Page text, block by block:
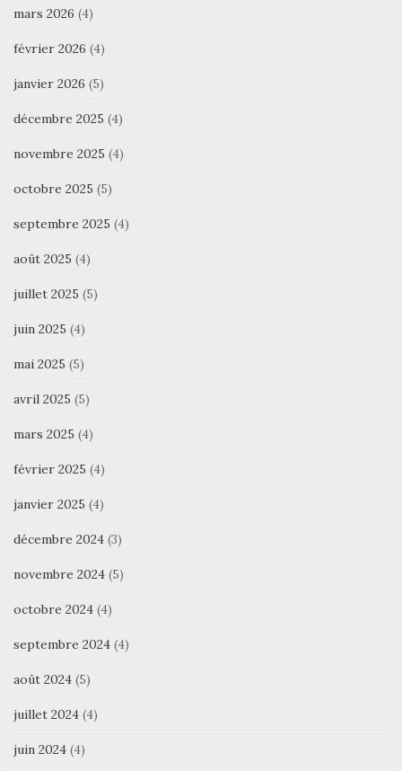
mars 2026 (4)
février 2026 (4)
janvier 2026 (5)
décembre 2025 (4)
novembre 2025 (4)
octobre 2025 (5)
septembre 2025 (4)
août 2025 (4)
juillet 2025 (5)
juin 2025 (4)
mai 2025 (5)
avril 2025 (5)
mars 2025 (4)
février 2025 (4)
janvier 2025 (4)
décembre 2024 (3)
novembre 2024 (5)
octobre 2024 (4)
septembre 2024 (4)
août 2024 (5)
juillet 2024 (4)
juin 2024 (4)